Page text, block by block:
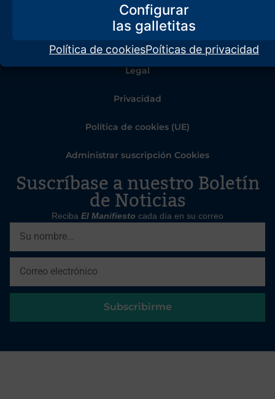
Configurar
Política de cookiesPoíticas de privacidad
Legal
Privacidad
Política de cookies (UE)
Administrar suscripción Cookies
Suscríbase a nuestro Boletín
de Noticias
Reciba El Manifiesto cada día en su correo
Subscribirme